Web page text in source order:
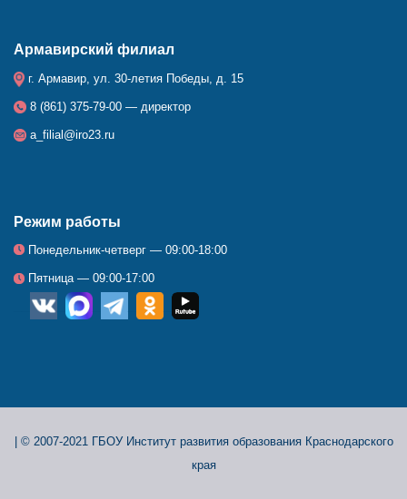
Армавирский филиал
г. Армавир, ул. 30-летия Победы, д. 15
8 (861) 375-79-00 — директор
a_filial@iro23.ru
Режим работы
Понедельник-четверг — 09:00-18:00
Пятница — 09:00-17:00
| © 2007-2021 ГБОУ Институт развития образования Краснодарского
края